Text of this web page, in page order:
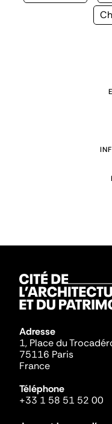
Adresse
1, Place du
75116 Paris
France
Téléphone
+33 1 58 51 52 00